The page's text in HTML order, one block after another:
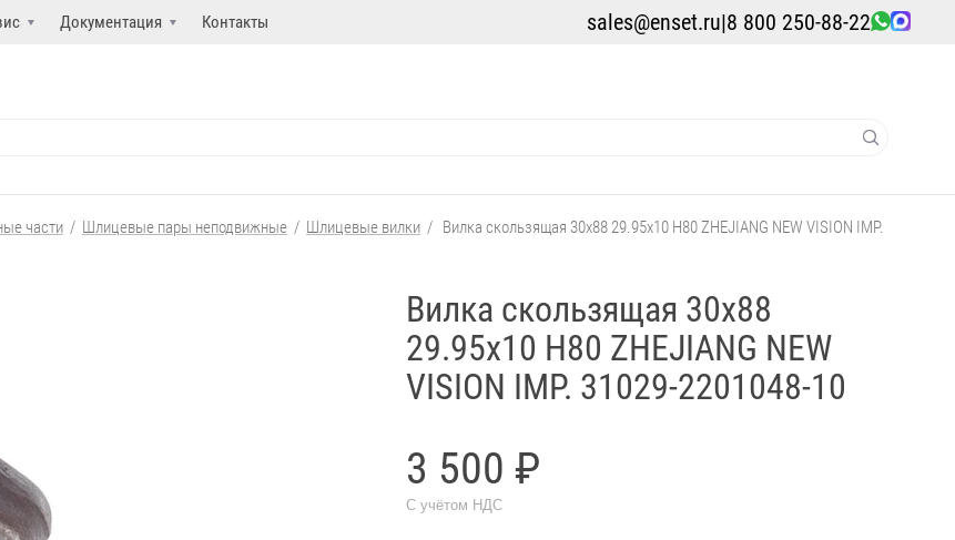
Документация Контакты sales@enset.ru|8 800 250-88-22
части / Шлицевые пары неподвижные / Шлицевые вилки / Вилка скользящая 30x88 29.95x10 H80 ZHEJIANG NEW VISION IMP.
Вилка скользящая 30x88
29.95x10 H80 ZHEJIANG NEW
VISION IMP. 31029-2201048-10
3 500 ₽
С учётом НДС